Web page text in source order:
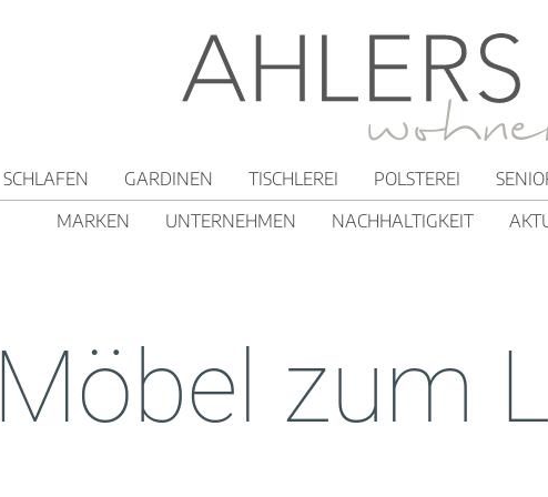
SCHLAFEN GARDINEN TISCHLEREI POLSTEREI
MARKEN
UNTERNEHMEN NACHHALTIGKEIT
Möbel zum